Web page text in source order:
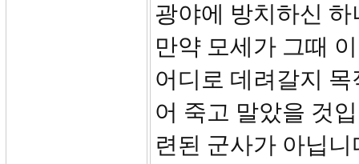
광야에 방치하신
만약 모세가 그때
어디로 데려갈지
어 죽고 말았을 것
련된 군사가 아닙